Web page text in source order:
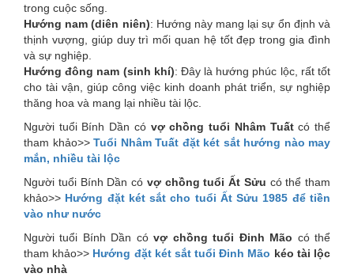
trong cuộc sống.
Hướng nam (diên niên): Hướng này mang lại sự ổn định và
thịnh vượng, giúp duy trì mối quan hệ tốt đẹp trong gia đình
và sự nghiệp.
Hướng đông nam (sinh khí): Đây là hướng phúc lộc, rất tốt
cho tài vận, giúp công việc kinh doanh phát triển, sự nghiệp
thăng hoa và mang lại nhiều tài lộc.
Người tuổi Bính Dần có vợ chồng tuổi Nhâm Tuấtcó thể
tham khảo>> Tuổi Nhâm Tuất đặt két sắt hướng nào may
mắn, nhiều tài lộc
Người tuổi Bính Dần có vợ chồng tuổi Ất Sửu có thể tham
khảo>> Hướng đặt két sắt cho tuổi Ất Sửu 1985 để tiền
vào như nước
Người tuổi Bính Dần cóvợ chồng tuổi Đinh Mão có thể
tham khảo>> Hướng đặt két sắt tuổi Đinh Mão kéo tài lộc
vào nhà